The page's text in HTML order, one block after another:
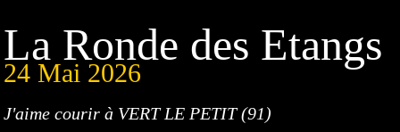
La Ronde des Etangs
24 Mai 2026
J'aime courir à VERT LE PETIT (91)